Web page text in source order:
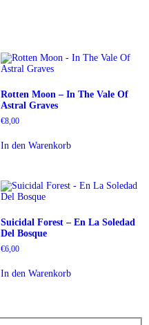
Rotten Moon – In The Vale Of
Astral Graves
€8,00
In den Warenkorb
Suicidal Forest – En La Soledad
Del Bosque
€6,00
In den Warenkorb